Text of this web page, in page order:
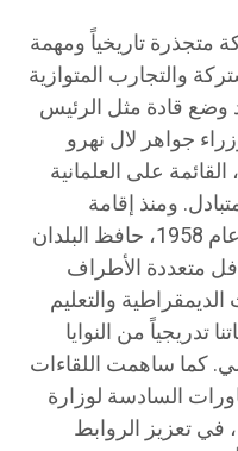
متجذرة تاريخياً ومهمة
والتجارب المتوازية
وضع قادة مثل الرئيس
جواهر لال نهرو
على العلمانية
ومنذ إقامة
العلاقات الدبلوماسية في عام 1958، حافظ البلدان
متعددة الأطراف
والتعليم
تدريجياً من النوايا
كما ساهمت اللقاءات
السادسة لوزارة
الخارجية في مارس 2026، في تعزيز الروابط